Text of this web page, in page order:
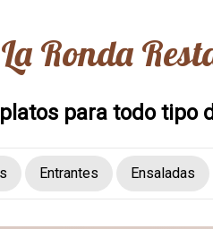
Ronda
para todo tipo
Entrantes Ensaladas